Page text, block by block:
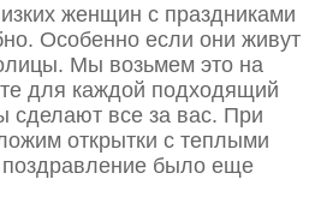
женщин с праздниками
Особенно если они живут
Мы возьмем это на
для каждой подходящий
сделают все за вас. При
открытки с теплыми
было еще